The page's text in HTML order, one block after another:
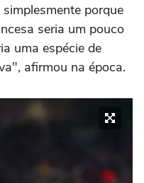
porque
seria um pouco
uma espécie de
afirmou na época.